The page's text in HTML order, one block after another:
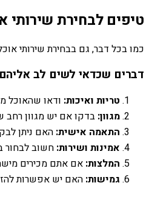
טיפים לבחירת שירותי
כמו בכל דבר, גם בבחירת שירותי
דברים שכדאי לשים לב
טריות ואיכות: ודאו שהאוכל
מגוון: בדקו אם יש מגוון רחב
התאמה אישית: האם ניתן
אמינות ושירות: חשוב לבחור
המלצות: אם אתם מכירים
גמישות: האם יש אפשרות